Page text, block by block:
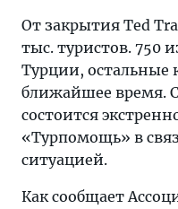
От закрытия Ted
тыс. туристов. 750
Турции, остальные
ближайшее время.
состоится
«Турпомощь» в
ситуацией.
Как сообщает